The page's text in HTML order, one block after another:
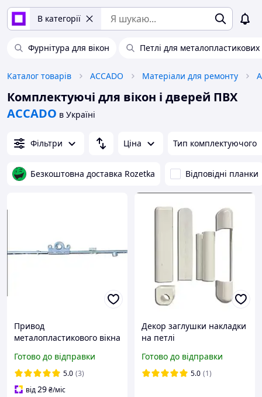
В категорії
Фурнітура для вікон Петлі для
Каталог товарів ACCADO Матеріали для ремонту
Комплектуючі для вікон і дверей ПВХ
ACCADO в Україні
Фільтри Ціна Тип комплектуючого
Безкоштовна доставка Rozetka Відповідні планки
Привод
металопластикового вікна
відкидний 950-1450
фурнітура ACCADO
Готово до відправки
5.0 (3)
від29₴/міс
Декор заглушки накладки
на петлі
фурнітура ACCADO
Готово до відправки
5.0 (1)